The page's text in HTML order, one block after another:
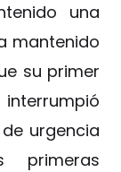
una
mantenido
su primer
urgencia